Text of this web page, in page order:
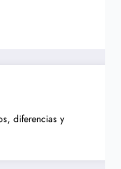
diferencias y